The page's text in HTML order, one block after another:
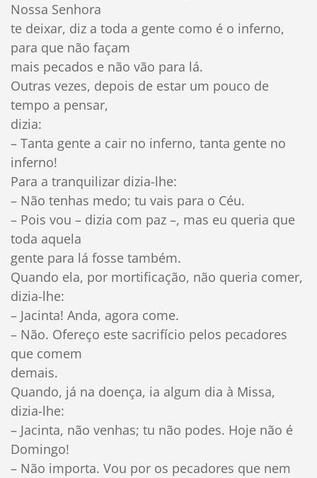
Nossa Senhora
te deixar, diz a toda a gente como é o inferno,
para que não façam
mais pecados e não vão para lá.
Outras vezes, depois de estar um pouco de
tempo a pensar,
dizia:
– Tanta gente a cair no inferno, tanta gente no
inferno!
Para a tranquilizar dizia-lhe:
– Não tenhas medo; tu vais para o Céu.
– Pois vou – dizia com paz –, mas eu queria que
toda aquela
gente para lá fosse também.
Quando ela, por mortificação, não queria comer,
dizia-lhe:
– Jacinta! Anda, agora come.
– Não. Ofereço este sacrifício pelos pecadores
que comem
demais.
Quando, já na doença, ia algum dia à Missa,
dizia-lhe:
– Jacinta, não venhas; tu não podes. Hoje não é
Domingo!
– Não importa. Vou por os pecadores que nem